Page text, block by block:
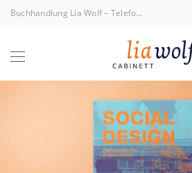
Buchhandlung Lia Wolf– Telefon +43 1 512 40 94